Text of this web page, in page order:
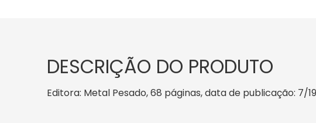
DESCRIÇÃO DO PRODUTO
Editora: Metal Pesado, 68 páginas, data de publicação: 7/